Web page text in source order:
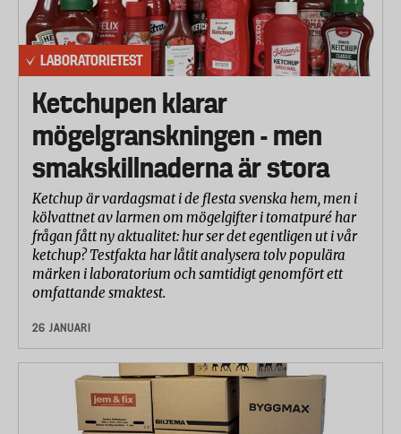
LABORATORIETEST
Ketchupen klarar
mögelgranskningen - men
smakskillnaderna är stora
Ketchup är vardagsmat i de flesta svenska hem, men i
kölvattnet av larmen om mögelgifter i tomatpuré har
frågan fått ny aktualitet: hur ser det egentligen ut i vår
ketchup? Testfakta har låtit analysera tolv populära
märken i laboratorium och samtidigt genomfört ett
omfattande smaktest.
26 JANUARI